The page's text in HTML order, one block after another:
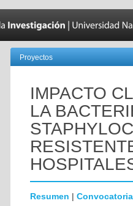
Proyectos
IMPACTO
LA
Resumen | Convocatoria